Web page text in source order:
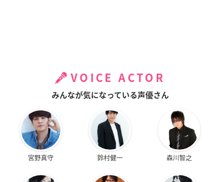
VOICE ACTOR
みんなが気になっている声優さん
宮野真守 鈴村健一 森川智之